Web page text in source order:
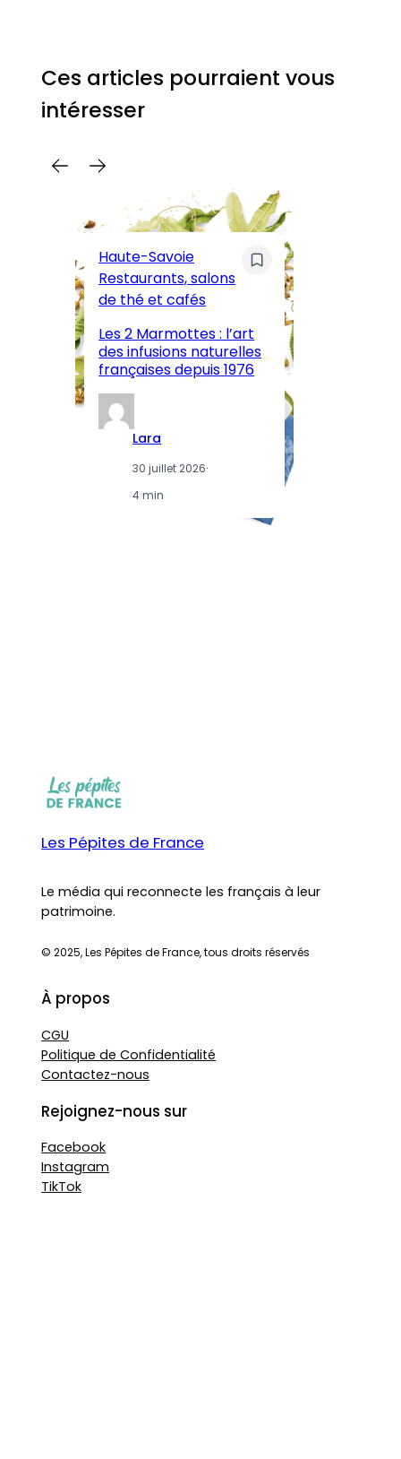
Ces articles pourraient vous
intéresser
Haute-Savoie
Restaurants, salons
de thé et cafés
Les 2 Marmottes : l’art
des infusions naturelles
françaises depuis 1976
Lara
30 juillet 2026·
4 min
Les Pépites de France
Le média qui reconnecte les français à leur
patrimoine.
© 2025, Les Pépites de France, tous droits réservés
À propos
CGU
Politique de Confidentialité
Contactez-nous
Rejoignez-nous sur
Facebook
Instagram
TikTok